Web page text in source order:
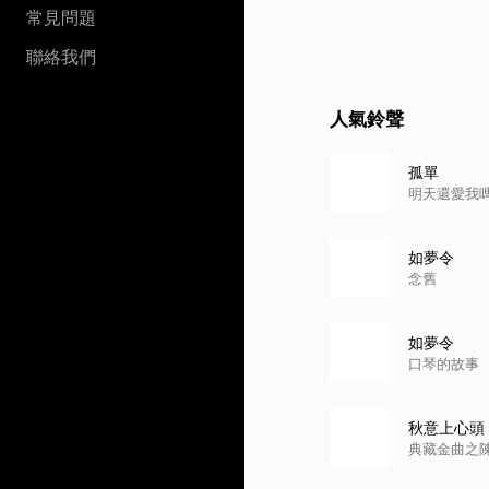
常見問題
聯絡我們
人氣鈴聲
孤單
明天還愛我
如夢令
念舊
如夢令
口琴的故事
秋意上心頭
典藏金曲之